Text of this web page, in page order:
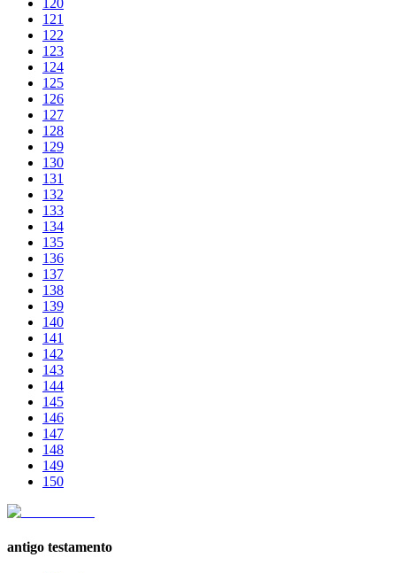
120
121
122
123
124
125
126
127
128
129
130
131
132
133
134
135
136
137
138
139
140
141
142
143
144
145
146
147
148
149
150
antigo testamento